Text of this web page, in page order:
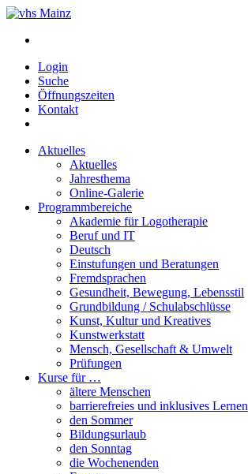
Login
Suche
Öffnungszeiten
Kontakt
Aktuelles
Aktuelles
Jahresthema
Online-Galerie
Programmbereiche
Akademie für Logotherapie
Beruf und IT
Deutsch
Einstufungen und Beratungen
Fremdsprachen
Gesundheit, Bewegung, Lebensstil
Grundbildung / Schulabschlüsse
Kunst, Kultur und Kreatives
Kunstwerkstatt
Mensch, Gesellschaft & Umwelt
Prüfungen
Kurse für …
ältere Menschen
barrierefreies und inklusives Lernen
den Sommer
Bildungsurlaub
den Sonntag
die Wochenenden